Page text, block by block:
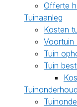
Offerte
Tuinaanleg
Kosten
Voortuin
Tuin
Tuin
Tuinonderhoud